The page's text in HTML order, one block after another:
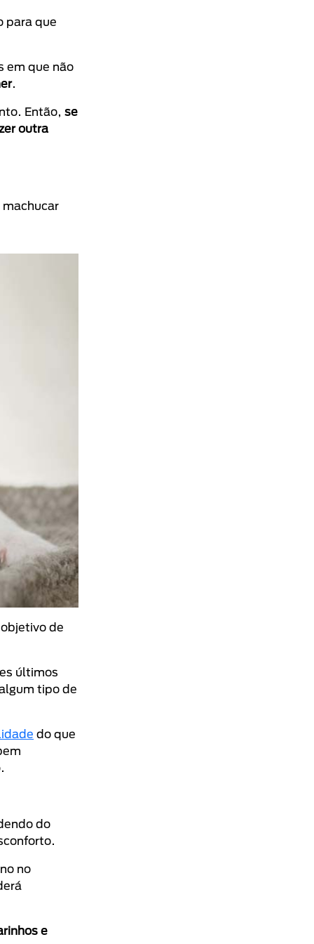
para que
em que não
.
Então, se
outra
de
últimos
tipo de
do que
do
no
e